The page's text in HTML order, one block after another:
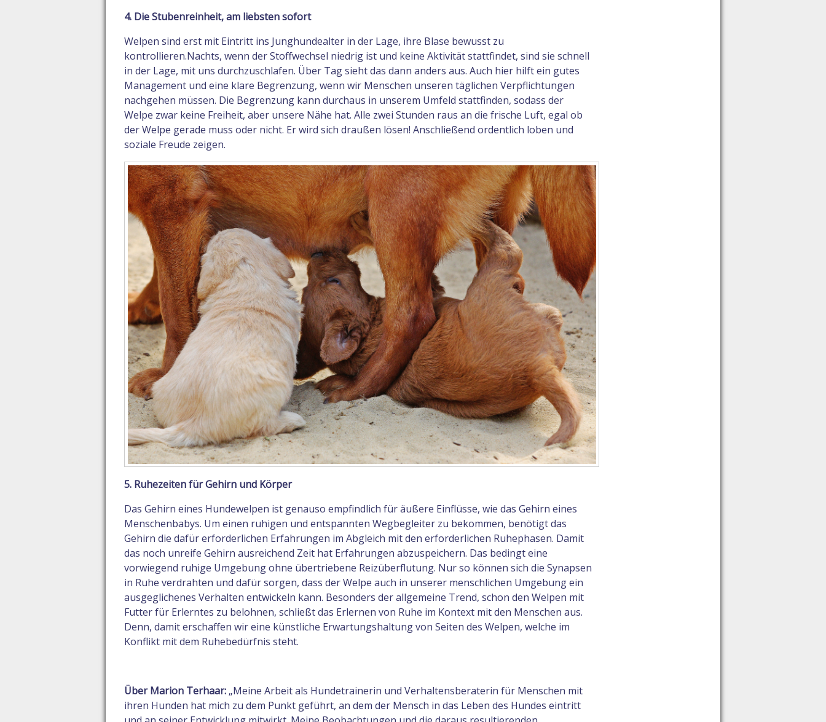
4. Die Stubenreinheit, am liebsten sofort
Welpen sind erst mit Eintritt ins Junghundealter in der Lage, ihre Blase bewusst zu
kontrollieren.Nachts, wenn der Stoffwechsel niedrig ist und keine Aktivität stattfindet, sind sie schnell
in der Lage, mit uns durchzuschlafen. Über Tag sieht das dann anders aus. Auch hier hilft ein gutes
Management und eine klare Begrenzung, wenn wir Menschen unseren täglichen Verpflichtungen
nachgehen müssen. Die Begrenzung kann durchaus in unserem Umfeld stattfinden, sodass der
Welpe zwar keine Freiheit, aber unsere Nähe hat. Alle zwei Stunden raus an die frische Luft, egal ob
der Welpe gerade muss oder nicht. Er wird sich draußen lösen! Anschließend ordentlich loben und
soziale Freude zeigen.
5. Ruhezeiten für Gehirn und Körper
Das Gehirn eines Hundewelpen ist genauso empfindlich für äußere Einflüsse, wie das Gehirn eines
Menschenbabys. Um einen ruhigen und entspannten Wegbegleiter zu bekommen, benötigt das
Gehirn die dafür erforderlichen Erfahrungen im Abgleich mit den erforderlichen Ruhephasen. Damit
das noch unreife Gehirn ausreichend Zeit hat Erfahrungen abzuspeichern. Das bedingt eine
vorwiegend ruhige Umgebung ohne übertriebene Reizüberflutung. Nur so können sich die Synapsen
in Ruhe verdrahten und dafür sorgen, dass der Welpe auch in unserer menschlichen Umgebung ein
ausgeglichenes Verhalten entwickeln kann. Besonders der allgemeine Trend, schon den Welpen mit
Futter für Erlerntes zu belohnen, schließt das Erlernen von Ruhe im Kontext mit den Menschen aus.
Denn, damit erschaffen wir eine künstliche Erwartungshaltung von Seiten des Welpen, welche im
Konflikt mit dem Ruhebedürfnis steht.
Über Marion Terhaar:„Meine Arbeit als Hundetrainerin und Verhaltensberaterin für Menschen mit
ihren Hunden hat mich zu dem Punkt geführt, an dem der Mensch in das Leben des Hundes eintritt